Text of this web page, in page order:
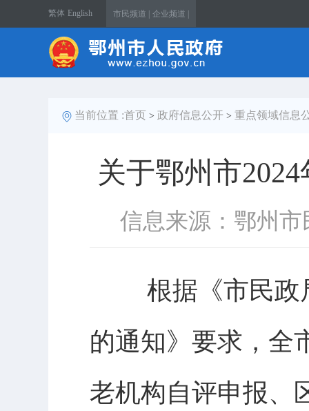
繁体 English 市民频道 | 企业频道 |
当前位置 :首页 > 政府信息公开 > 重点领域信息
关于鄂州市
信息来源：鄂州市
根据《市民政
的通知》要求，全
老机构自评申报、